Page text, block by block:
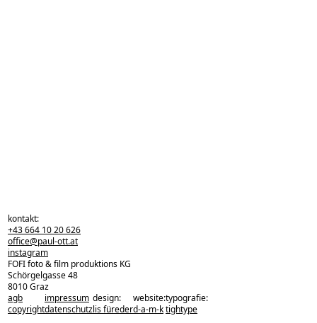
zurück zu den projekten
kontakt:
+43 664 10 20 626
office@paul-ott.at
instagram
FOFI foto & film produktions KG
Schörgelgasse 48
8010 Graz
agb
copyright
impressum
datenschutz
design:
lis füreder
website:
d-a-m-k
typografie:
tightype